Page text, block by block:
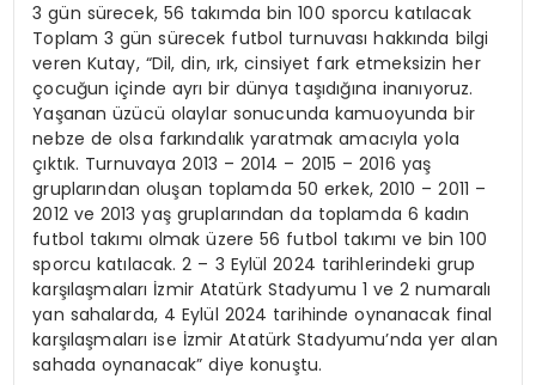
3 gün sürecek, 56 takımda bin 100 sporcu katılacak
Toplam 3 gün sürecek futbol turnuvası hakkında bilgi
veren Kutay, “Dil, din, ırk, cinsiyet fark etmeksizin her
çocuğun içinde ayrı bir dünya taşıdığına inanıyoruz.
Yaşanan üzücü olaylar sonucunda kamuoyunda bir
nebze de olsa farkındalık yaratmak amacıyla yola
çıktık. Turnuvaya 2013 – 2014 – 2015 – 2016 yaş
gruplarından oluşan toplamda 50 erkek, 2010 – 2011 –
2012 ve 2013 yaş gruplarından da toplamda 6 kadın
futbol takımı olmak üzere 56 futbol takımı ve bin 100
sporcu katılacak. 2 – 3 Eylül 2024 tarihlerindeki grup
karşılaşmaları İzmir Atatürk Stadyumu 1 ve 2 numaralı
yan sahalarda, 4 Eylül 2024 tarihinde oynanacak final
karşılaşmaları ise İzmir Atatürk Stadyumu’nda yer alan
sahada oynanacak” diye konuştu.